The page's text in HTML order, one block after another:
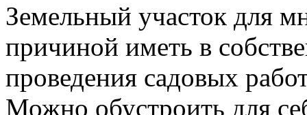
Земельный участок для
причиной иметь в
проведения садовых
Можно обустроить для